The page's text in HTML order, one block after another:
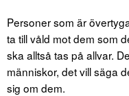
Personer som är
ta till våld mot dem som
ska alltså tas på allvar.
människor, det vill säga
sig om dem.